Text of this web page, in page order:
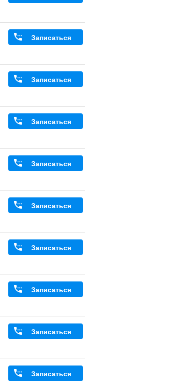
Записаться
Записаться
Записаться
Записаться
Записаться
Записаться
Записаться
Записаться
Записаться